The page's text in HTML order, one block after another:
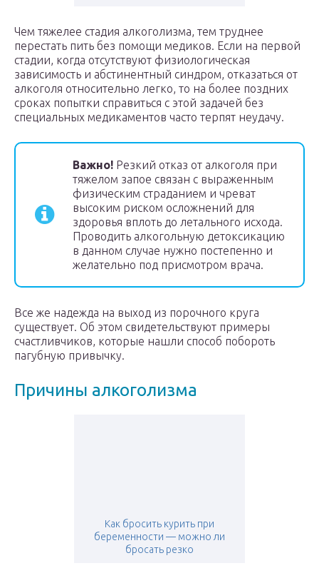
Чем тяжелее стадия алкоголизма, тем труднее
перестать пить без помощи медиков. Если на первой
стадии, когда отсутствуют физиологическая
зависимость и абстинентный синдром, отказаться от
алкоголя относительно легко, то на более поздних
сроках попытки справиться с этой задачей без
специальных медикаментов часто терпят неудачу.
Важно! Резкий отказ от алкоголя при
тяжелом запое связан с выраженным
физическим страданием и чреват
высоким риском осложнений для
здоровья вплоть до летального исхода.
Проводить алкогольную детоксикацию
в данном случае нужно постепенно и
желательно под присмотром врача.
Все же надежда на выход из порочного круга
существует. Об этом свидетельствуют примеры
счастливчиков, которые нашли способ побороть
пагубную привычку.
Причины алкоголизма
Как бросить курить при
беременности — можно ли
бросать резко